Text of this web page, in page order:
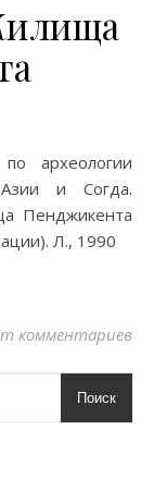
Азии и Согда.
Пенджикента
Л., 1990
комментариев
Поиск